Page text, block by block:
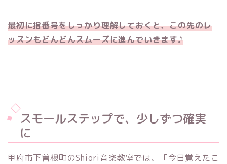
最初に指番号をしっかり理解しておくと、この先のレ
ッスンもどんどんスムーズに進んでいきます♪
スモールステップで、少しずつ確実
に
甲府市下曽根町のShiori音楽教室では、「今日覚えたこ